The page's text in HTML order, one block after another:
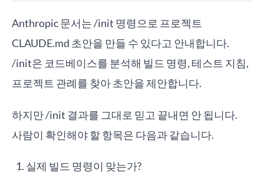
Anthropic 문서는 /init 명령으로 프로젝트
CLAUDE.md 초안을 만들 수 있다고 안내합니다.
/init은 코드베이스를 분석해 빌드 명령, 테스트 지침,
프로젝트 관례를 찾아 초안을 제안합니다.
하지만 /init 결과를 그대로 믿고 끝내면 안 됩니다.
사람이 확인해야 할 항목은 다음과 같습니다.
실제 빌드 명령이 맞는가?